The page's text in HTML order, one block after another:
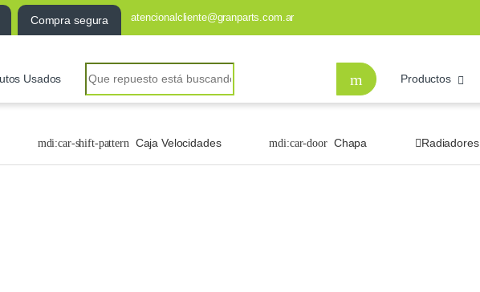
Compra segura atencionalcliente@granparts.com.ar
Productos
Caja Velocidades Chapa Radiadores